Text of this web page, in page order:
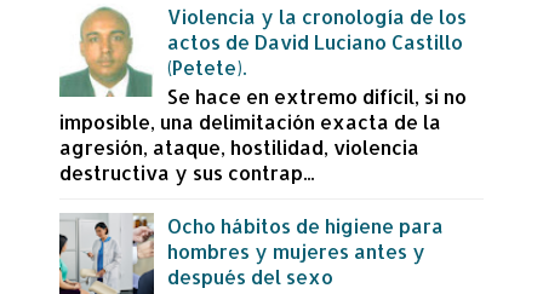
Violencia y la cronología de los
actos de David Luciano Castillo
(Petete).
Se hace en extremo difícil, si no
imposible, una delimitación exacta de la
agresión, ataque, hostilidad, violencia
destructiva y sus contrap...
Ocho hábitos de higiene para
hombres y mujeres antes y
después del sexo